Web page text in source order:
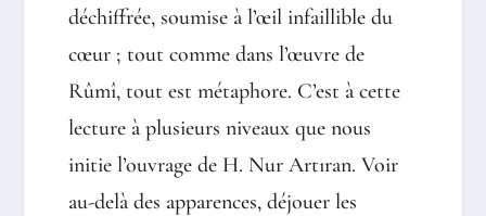
déchiffrée, soumise à l’œil infaillible du
cœur ; tout comme dans l’œuvre de
Rûmî, tout est métaphore. C’est à cette
lecture à plusieurs niveaux que nous
initie l’ouvrage de H. Nur Artıran. Voir
au-delà des apparences, déjouer les